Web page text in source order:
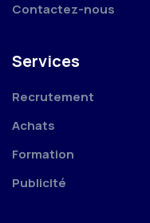
Contactez-nous
Services
Recrutement
Achats
Formation
Publicité